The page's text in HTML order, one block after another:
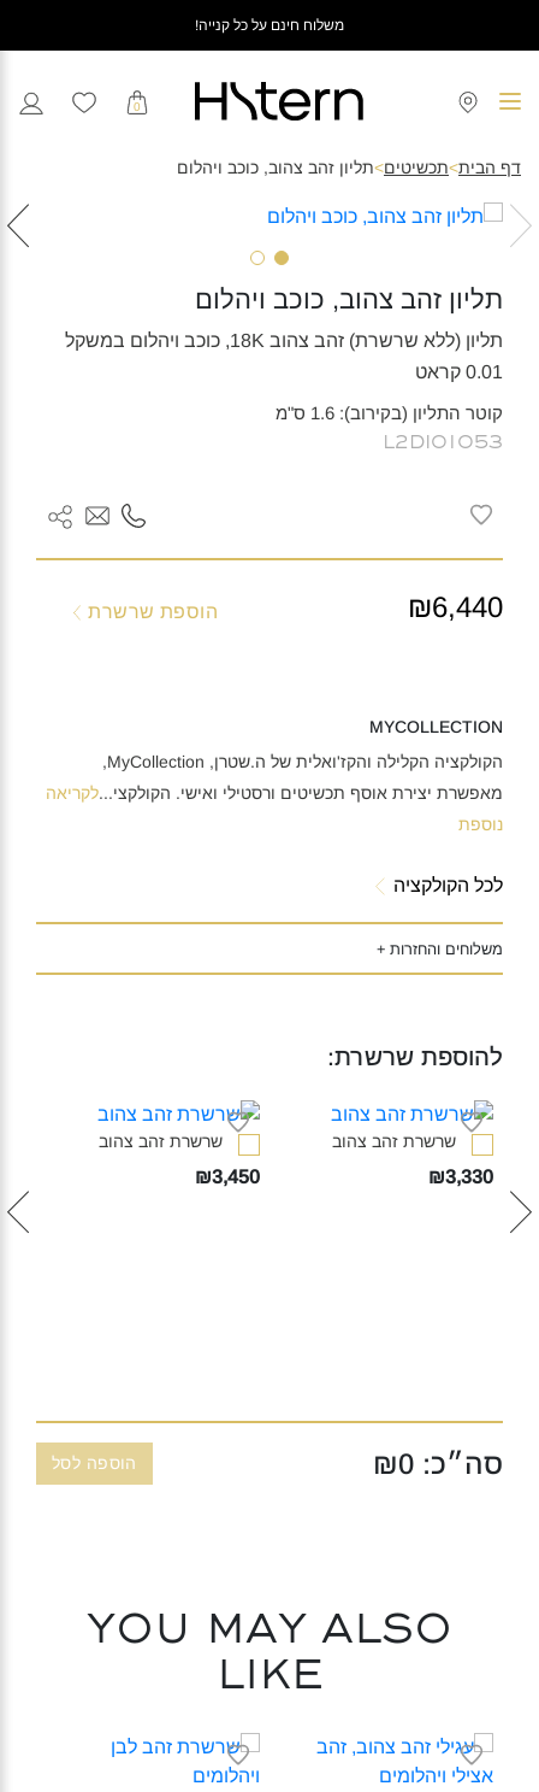
משלוח חינם על כל קנייה!
0
דף הבית>תכשיטים>תליון זהב צהוב, כוכב ויהלום
תליון זהב צהוב, כוכב ויהלום
תליון (ללא שרשרת) זהב צהוב 18K, כוכב ויהלום במשקל
0.01 קראט
קוטר התליון (בקירוב): 1.6 ס"מ
L2DI01053
₪6,440 הוספת שרשרת
MYCOLLECTION
הקולקציה הקלילה והקז'ואלית של ה.שטרן, MyCollection,
מאפשרת יצירת אוסף תכשיטים ורסטילי ואישי. הקולקצי...לקריאה
נוספת
לכל הקולקציה
משלוחים והחזרות +
להוספת שרשרת:
שרשרת זהב צהוב‎
₪3,330
שרשרת זהב צהוב‎
₪3,450
סה״כ: ₪ 0 הוספה לסל
You may also
like